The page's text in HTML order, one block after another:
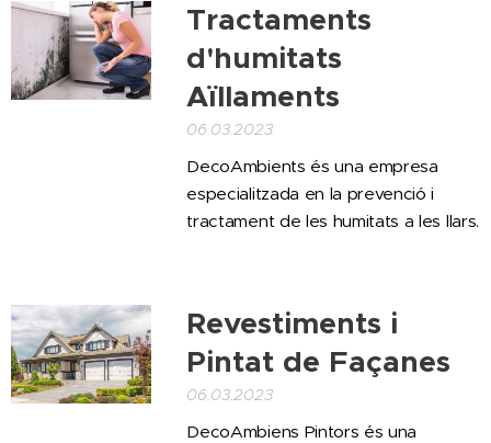
Tractaments
d'humitats
Aïllaments
06.03.2023
DecoAmbients és una empresa
especialitzada en la prevenció i
tractament de les humitats a les llars.
Revestiments i
Pintat de Façanes
06.03.2023
DecoAmbiens Pintors és una